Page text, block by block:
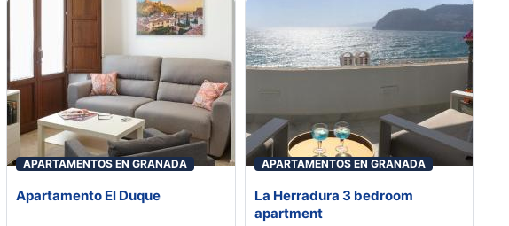
APARTAMENTOS EN GRANADA
Apartamento El Duque
APARTAMENTOS EN GRANADA
La Herradura 3 bedroom
apartment